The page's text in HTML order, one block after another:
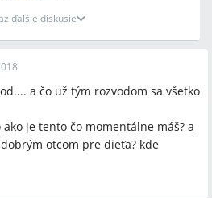
ďalšie diskusie
a čo už tým rozvodom sa všetko
je tento čo momentálne máš? a
otcom pre dieťa? kde